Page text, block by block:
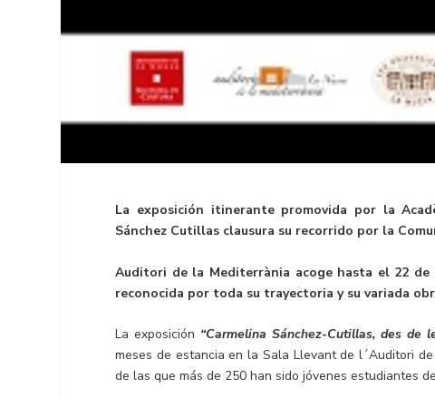
La exposición itinerante promovida por la
Sánchez Cutillas clausura su recorrido por la
Auditori de la Mediterrània acoge hasta el 22
reconocida por toda su trayectoria y su variada
La exposición “Carmelina Sánchez-Cutillas, des de
meses de estancia en la Sala Llevant de l´Auditori
de las que más de 250 han sido jóvenes estudiantes